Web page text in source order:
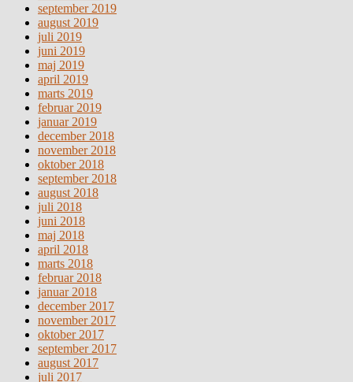
september 2019
august 2019
juli 2019
juni 2019
maj 2019
april 2019
marts 2019
februar 2019
januar 2019
december 2018
november 2018
oktober 2018
september 2018
august 2018
juli 2018
juni 2018
maj 2018
april 2018
marts 2018
februar 2018
januar 2018
december 2017
november 2017
oktober 2017
september 2017
august 2017
juli 2017